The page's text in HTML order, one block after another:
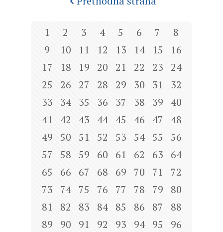
1 2 3 4 5 6 7
8
9
10 11 12 13 14 15
16
17
18 19 20 21 22 23
24
25
26 27 28 29 30 31
32
33
34 35 36 37 38 39
40
41
42 43 44 45 46 47
48
49
50 51 52 53 54 55
56
57
58 59 60 61 62 63
64
65
66 67 68 69 70 71
72
73
74 75 76 77 78 79
80
81
82 83 84 85 86 87
88
89
90 91 92 93 94 95
96